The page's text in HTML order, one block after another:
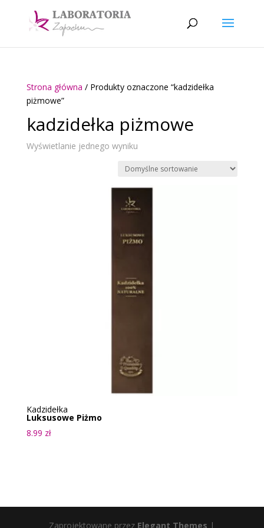
Strona główna / Produkty oznaczone “kadzidełka
piżmowe”
kadzidełka piżmowe
Wyświetlanie jednego wyniku
Kadzidełka
Luksusowe Piżmo
8.99 zł
Zaprojektowane przez Elegant Themes |